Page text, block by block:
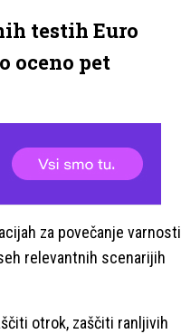
testih Euro
oceno pet
za povečanje varnosti
relevantnih scenarijih
otrok, zaščiti ranljivih